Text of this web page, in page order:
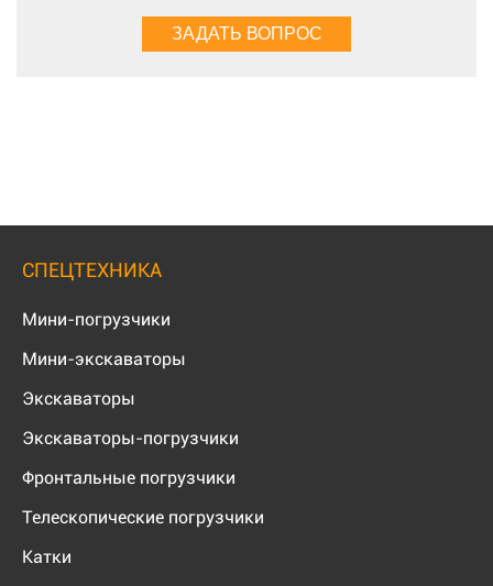
СПЕЦТЕХНИКА
Мини-погрузчики
Мини-экскаваторы
Экскаваторы
Экскаваторы-погрузчики
Фронтальные погрузчики
Телескопические погрузчики
Катки